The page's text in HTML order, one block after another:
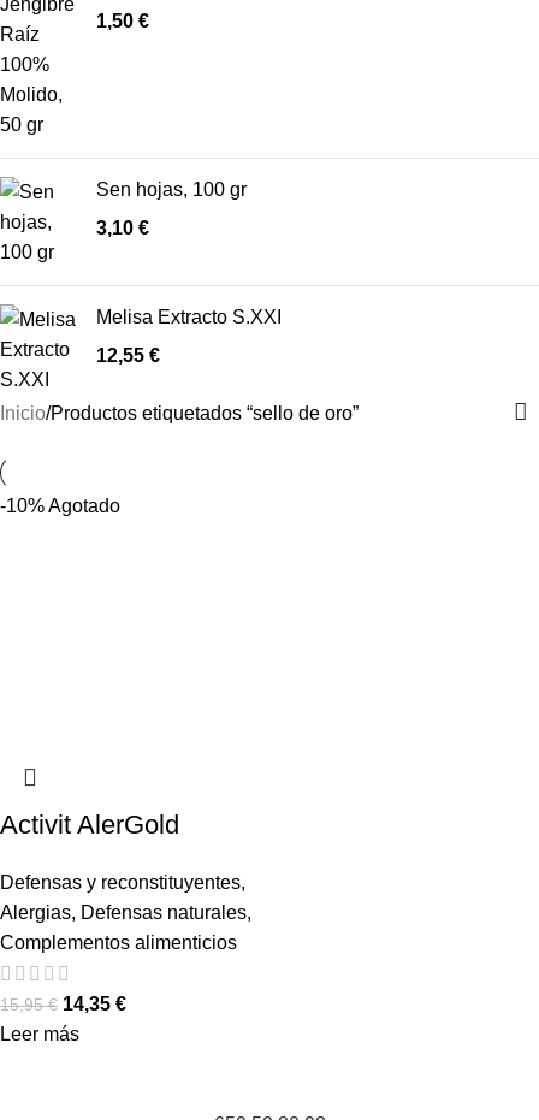
1,50 €
Sen hojas, 100 gr
3,10 €
Melisa Extracto S.XXI
12,55 €
Inicio Productos etiquetados “sello de oro”
-10%Agotado
Activit AlerGold
Defensas y reconstituyentes,
Alergias, Defensas naturales,
Complementos alimenticios
15,95€ 14,35 €
Leer más